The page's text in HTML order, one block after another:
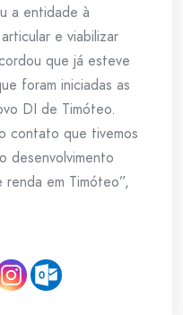
a entidade à
e viabilizar
que já esteve
foram iniciadas as
DI de Timóteo.
contato que tivemos
desenvolvimento
em Timóteo”,